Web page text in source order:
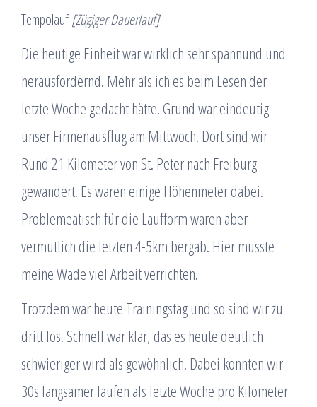
Tempolauf[Zügiger Dauerlauf]
Die heutige Einheit war wirklich sehr spannund und
herausfordernd. Mehr als ich es beim Lesen der
letzte Woche gedacht hätte. Grund war eindeutig
unser Firmenausflug am Mittwoch. Dort sind wir
Rund 21 Kilometer von St. Peter nach Freiburg
gewandert. Es waren einige Höhenmeter dabei.
Problemeatisch für die Laufform waren aber
vermutlich die letzten 4-5km bergab. Hier musste
meine Wade viel Arbeit verrichten.
Trotzdem war heute Trainingstag und so sind wir zu
dritt los. Schnell war klar, das es heute deutlich
schwieriger wird als gewöhnlich. Dabei konnten wir
30s langsamer laufen als letzte Woche pro Kilometer